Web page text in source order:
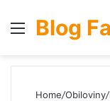
Menu
Blog
Home/Obiloviny/